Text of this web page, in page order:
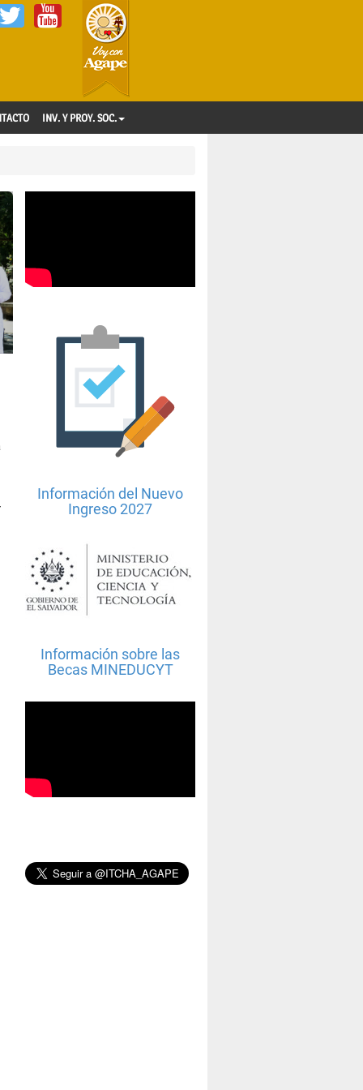
INV. Y PROY. SOC.
Información del Nuevo
Ingreso 2027
Información sobre las
Becas MINEDUCYT